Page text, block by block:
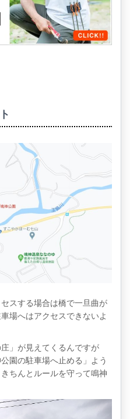
スする場合は橋で一旦曲が
場へはアクセスできないよ
」が見えてくるんですが
園の駐車場へ止める」よう
ちんとルールを守って鳴神